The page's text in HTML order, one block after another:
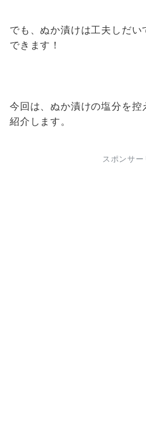
でも、ぬか漬けは工夫しだ
できます！
今回は、ぬか漬けの塩分を
紹介します。
スポンサー